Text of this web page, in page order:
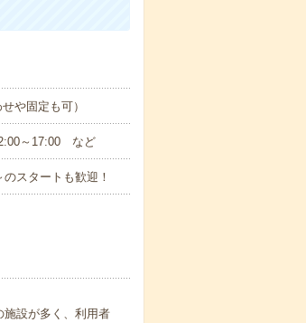
や固定も可）
～17:00 など
スタートも歓迎！
施設が多く、利用者